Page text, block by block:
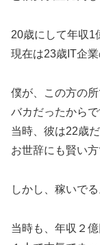
20歳にして年収1
現在は23歳IT企
僕が、この方の
バカだったからで
当時、彼は22歳
お世辞にも賢い
しかし、稼いで
当時も、年収２